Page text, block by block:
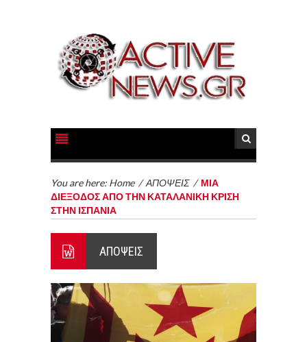
You are here: Home /ΑΠΟΨΕΙΣ / ΜΙΑ
ΔΙΕΞΟΔΟΣ ΑΠΟ ΤΗΝ ΚΑΤΑΛΑΝΙΚΗ ΚΡΙΣΗ
ΣΤΗΝ ΙΣΠΑΝΙΑ
ΑΠΟΨΕΙΣ